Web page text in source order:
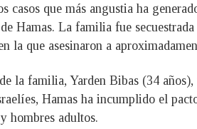
casos que más angustia ha
Hamas. La familia fue
la que asesinaron a
la familia, Yarden Bibas (34
Hamas ha incumplido el
hombres adultos.